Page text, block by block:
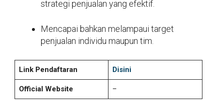
strategi penjualan yang efektif.
Mencapai bahkan melampaui target
penjualan individu maupun tim.
Link Pendaftaran Disini
Official Website –